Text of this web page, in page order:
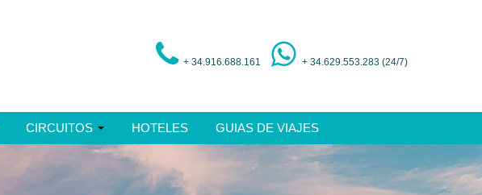
+ 34.916.688.161 + 34.629.553.283 (24/7)
CIRCUITOS HOTELES GUIAS DE VIAJES